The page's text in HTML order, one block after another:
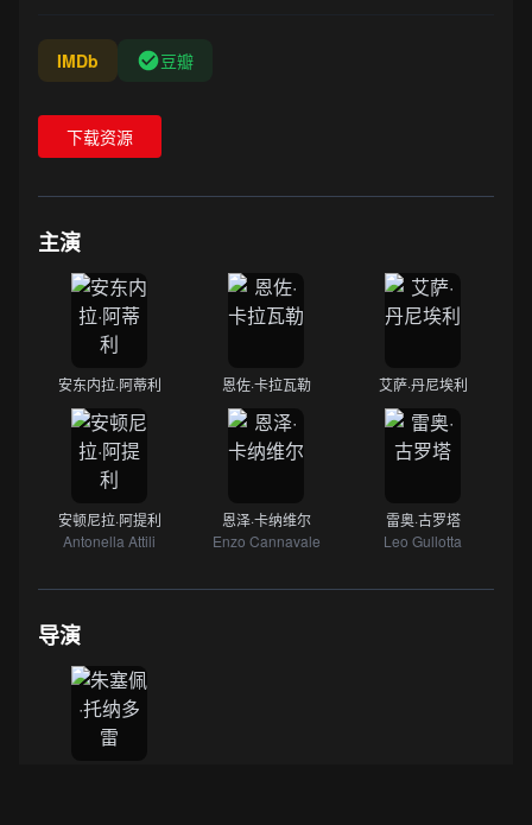
IMDb 豆瓣
下载资源
主演
安东内拉·阿蒂利 恩佐·卡拉瓦勒 艾萨·丹尼埃利
安顿尼拉·阿提利
Antonella Attili
恩泽·卡纳维尔
Enzo Cannavale
雷奥·古罗塔
Leo Gullotta
导演